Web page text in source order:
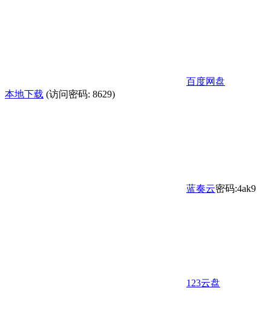
百度网盘
本地下载 (访问密码: 8629)
蓝奏云密码:4ak9
123云盘